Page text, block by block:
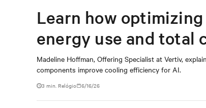
Learn how
energy use and total
Madeline Hoffman, Offering Specialist at Vertiv,
components improve cooling efficiency for AI.
3 min. Relógio 6/16/26